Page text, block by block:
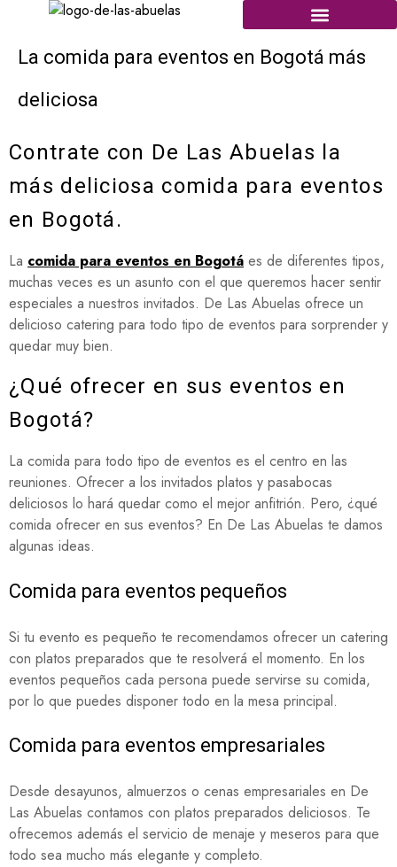
La comida para eventos en Bogotá más
deliciosa
Contrate con De Las Abuelas la
más deliciosa comida para eventos
en Bogotá.
La comida para eventos en Bogotá es de diferentes tipos,
muchas veces es un asunto con el que queremos hacer sentir
especiales a nuestros invitados. De Las Abuelas ofrece un
delicioso catering para todo tipo de eventos para sorprender y
quedar muy bien.
¿Qué ofrecer en sus eventos en
Bogotá?
La comida para todo tipo de eventos es el centro en las
reuniones. Ofrecer a los invitados platos y pasabocas
deliciosos lo hará quedar como el mejor anfitrión. Pero, ¿qué
comida ofrecer en sus eventos? En De Las Abuelas te damos
algunas ideas.
Comida para eventos pequeños
Si tu evento es pequeño te recomendamos ofrecer un catering
con platos preparados que te resolverá el momento. En los
eventos pequeños cada persona puede servirse su comida,
por lo que puedes disponer todo en la mesa principal.
Comida para eventos empresariales
Desde desayunos, almuerzos o cenas empresariales en De
Las Abuelas contamos con platos preparados deliciosos. Te
ofrecemos además el servicio de menaje y meseros para que
todo sea mucho más elegante y completo.